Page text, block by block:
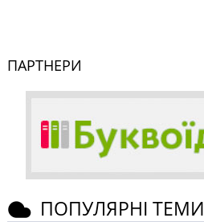
ПАРТНЕРИ
ПОПУЛЯРНІ ТЕМИ